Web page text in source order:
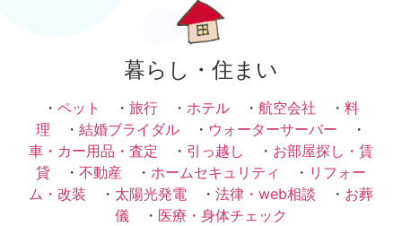
暮らし・住まい
・ ペット ・ 旅行 ・ ホテル ・ 航空会社 ・ 料
理 ・ 結婚ブライダル ・ ウォーターサーバー ・
車・カー用品・査定 ・ 引っ越し ・ お部屋探し・賃
貸 ・ 不動産 ・ ホームセキュリティ ・ リフォー
ム・改装 ・ 太陽光発電 ・ 法律・web相談 ・ お葬
儀 ・ 医療・身体チェック